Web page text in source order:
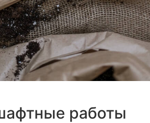
работы